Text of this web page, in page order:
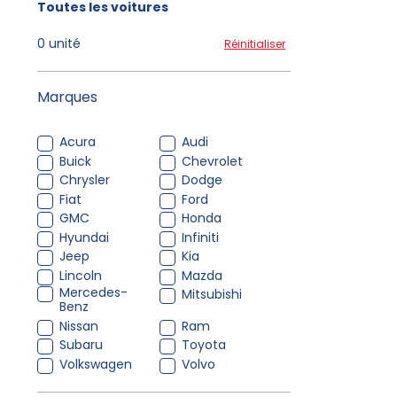
Toutes les voitures
0 unité Réinitialiser
Marques
Acura
Audi
Buick
Chevrolet
Chrysler
Dodge
Fiat
Ford
GMC
Honda
Hyundai
Infiniti
Jeep
Kia
Lincoln
Mazda
Mercedes-
Benz
Mitsubishi
Nissan
Ram
Subaru
Toyota
Volkswagen
Volvo